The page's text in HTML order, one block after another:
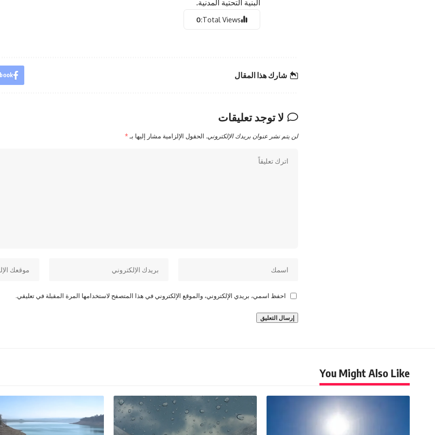
البنية التحتية المدنية.
Total Views:
0
شارك هذا المقال
لا توجد تعليقات
لن يتم نشر عنوان بريدك الإلكتروني. الحقول الإلزامية مشار إليها بـ*
احفظ اسمي، بريدي الإلكتروني، والموقع الإلكتروني في هذا المتصفح لاستخدامها المرة المقبلة في تعليقي.
You Might Also Like